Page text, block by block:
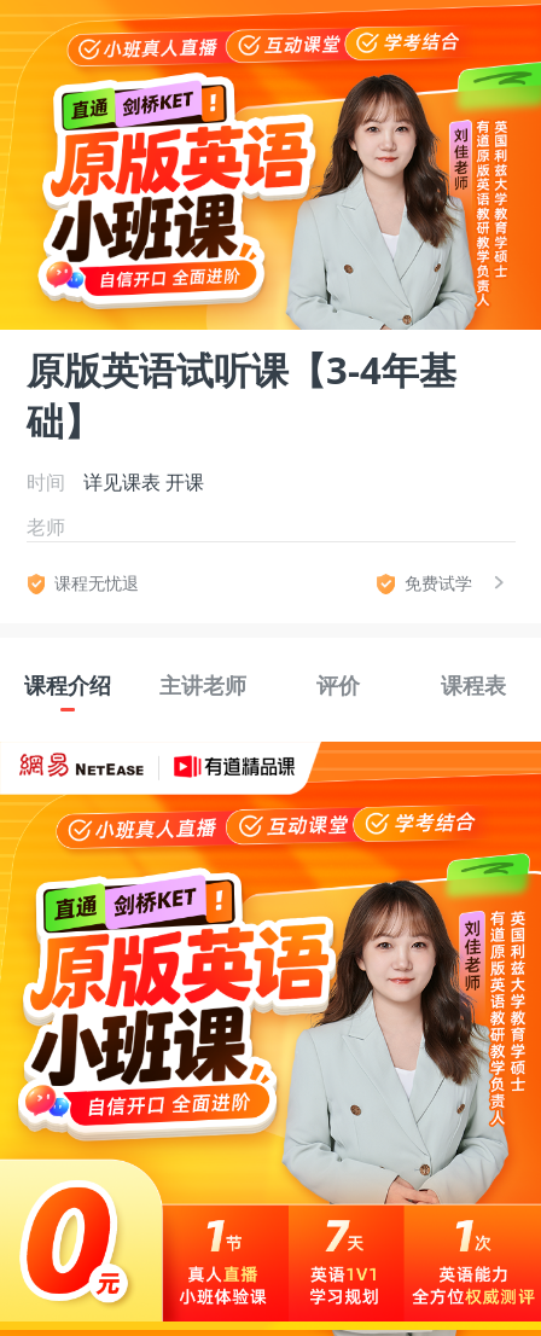
原版英语试听课【3-4年基
础】
时间 详见课表 开课
老师
课程无忧退 免费试学
课程介绍 主讲老师 评价 课程表